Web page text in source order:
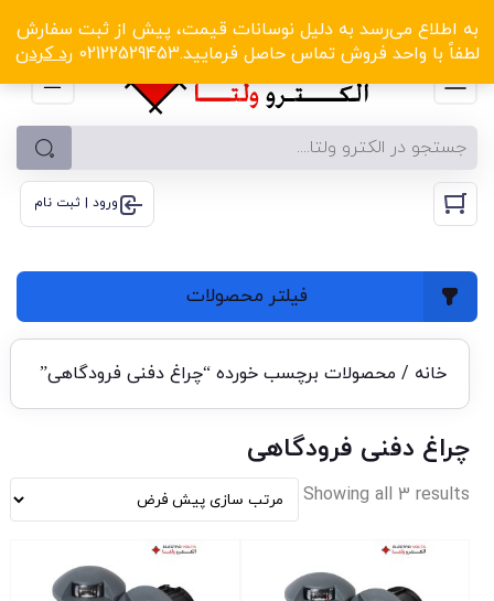
به اطلاع می‌رسد به دلیل نوسانات قیمت، پیش از ثبت سفارش
لطفاً با واحد فروش تماس حاصل فرمایید.02122529453
رد کردن
الکترو ولتا با تخفیف‌های شگفت‌انگیز! کلیک کنید
ورود | ثبت نام
فیلتر محصولات
خانه / محصولات برچسب خورده “چراغ دفنی فرودگاهی”
چراغ دفنی فرودگاهی
Showing all 3 results